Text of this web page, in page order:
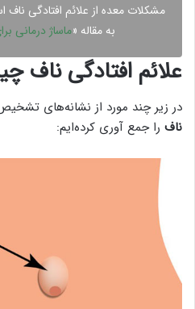
مشکلات معده از علائم افتادگی
به مقاله «ماساژ درمانی
علائم افتادگی ناف
در زیر چند مورد از نشانه‌های
ناف را جمع آوری کرده‌ایم: